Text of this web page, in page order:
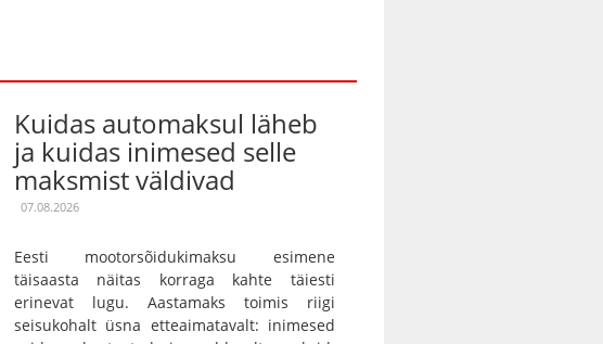
Kuidas automaksul läheb
ja kuidas inimesed selle
maksmist väldivad
07.08.2026
Eesti mootorsõidukimaksu esimene
täisaasta näitas korraga kahte täiesti
erinevat lugu. Aastamaks toimis riigi
seisukohalt üsna etteaimatavalt: inimesed